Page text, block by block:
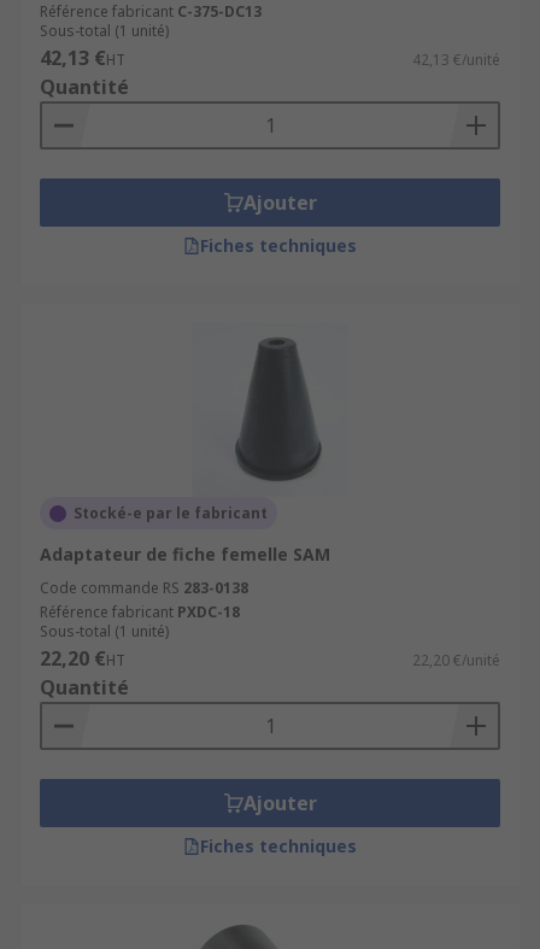
Référence fabricant C-375-DC13
Sous-total (1 unité)
42,13 €HT 42,13 €/unité
Quantité
Ajouter
Fiches techniques
Stocké-e par le fabricant
Adaptateur de fiche femelle SAM
Code commande RS 283-0138
Référence fabricant PXDC-18
Sous-total (1 unité)
22,20 €HT 22,20 €/unité
Quantité
Ajouter
Fiches techniques